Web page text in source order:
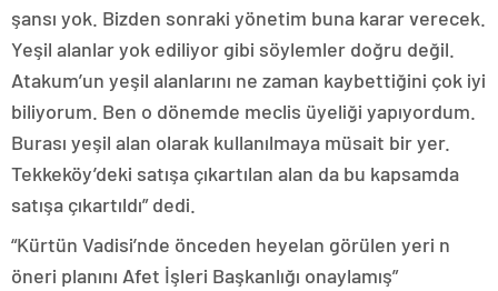
şansı yok. Bizden sonraki yönetim buna karar verecek.
Yeşil alanlar yok ediliyor gibi söylemler doğru değil.
Atakum’un yeşil alanlarını ne zaman kaybettiğini çok iyi
biliyorum. Ben o dönemde meclis üyeliği yapıyordum.
Burası yeşil alan olarak kullanılmaya müsait bir yer.
Tekkeköy’deki satışa çıkartılan alan da bu kapsamda
satışa çıkartıldı” dedi.
“Kürtün Vadisi’nde önceden heyelan görülen yeri n
öneri planını Afet İşleri Başkanlığı onaylamış”